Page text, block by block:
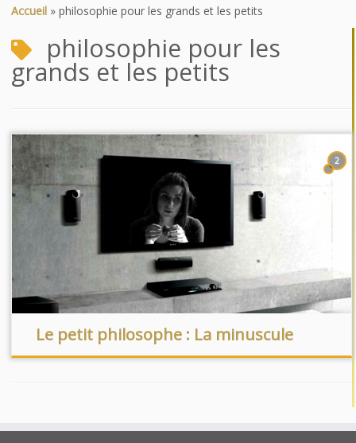
auAccueil » philosophie pour les grands et les petits
philosophie pour les
grands et les petits
2
Le petit philosophe : La minuscule